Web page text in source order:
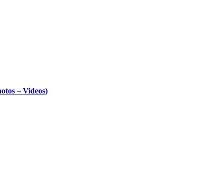
– Videos)